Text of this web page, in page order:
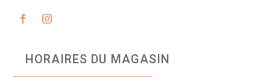
HORAIRES DU MAGASIN